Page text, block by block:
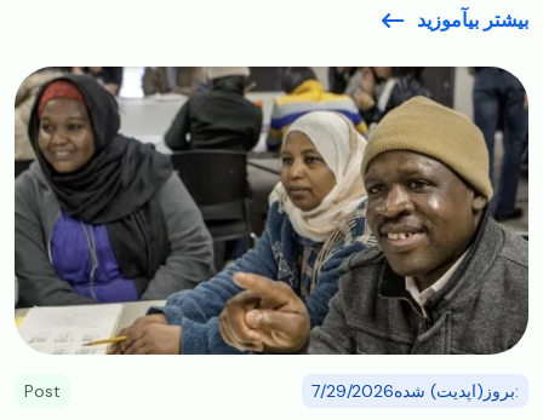
بیشتر بیآموزید
Image
:بروز(اپدیت) شده7/29/2026 Post